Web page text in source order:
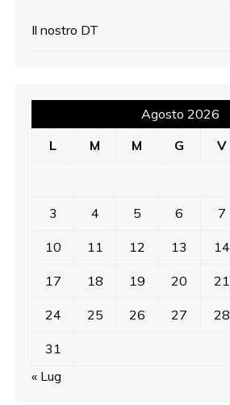
Il nostro DT
Agosto 2026
L
M M G V
3 4 5 6 7
10 11 12 13 14
17 18 19 20 21
24 25 26 27 28
31
« Lug